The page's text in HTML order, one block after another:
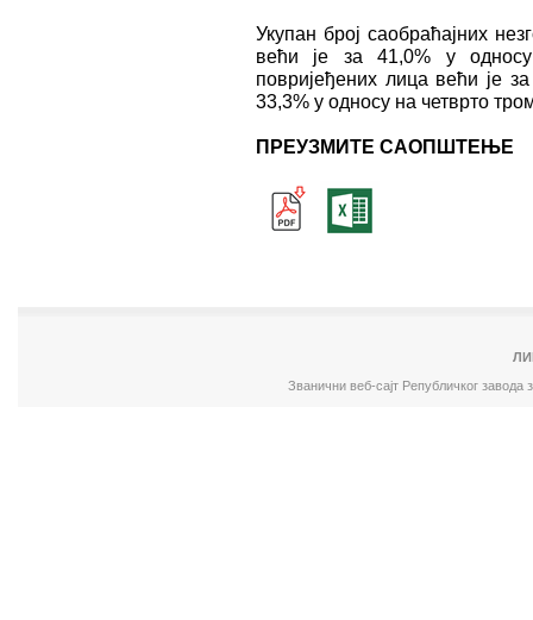
Укупан број саобраћајних
већи је за 41,0% у
повријеђених лица већи је
33,3% у односу на четврто
ПРЕУЗМИТЕ САОПШТЕЊЕ
Званични веб-сајт Републичког